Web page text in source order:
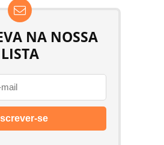
NA NOSSA
LISTA